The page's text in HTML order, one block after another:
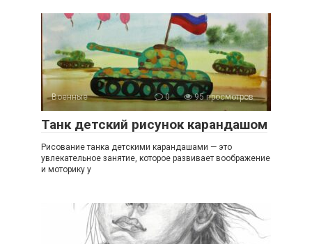
Военные 0 95 просмотров
Танк детский рисунок карандашом
Рисование танка детскими карандашами — это
увлекательное занятие, которое развивает воображение
и моторику у